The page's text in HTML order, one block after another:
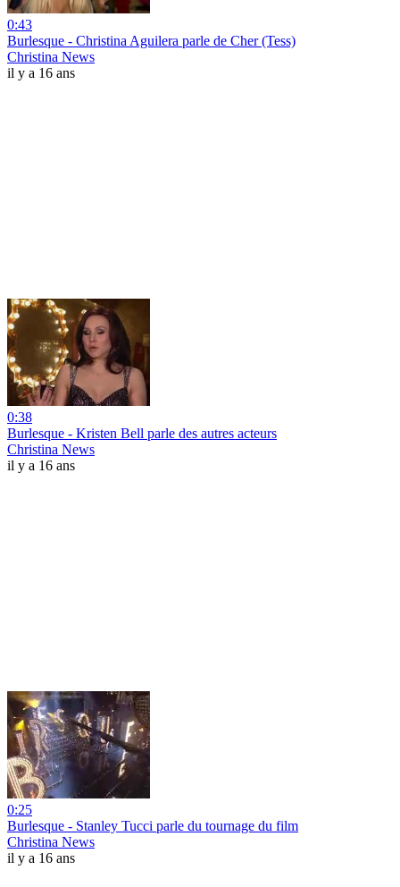
0:43
Burlesque - Christina Aguilera parle de Cher (Tess)
Christina News
il y a 16 ans
0:38
Burlesque - Kristen Bell parle des autres acteurs
Christina News
il y a 16 ans
0:25
Burlesque - Stanley Tucci parle du tournage du film
Christina News
il y a 16 ans